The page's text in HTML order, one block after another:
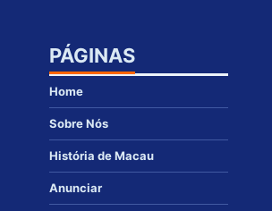
PÁGINAS
Home
Sobre Nós
História de Macau
Anunciar